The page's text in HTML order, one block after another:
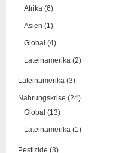
Afrika (6)
Asien (1)
Global (4)
Lateinamerika (2)
Lateinamerika (3)
Nahrungskrise (24)
Global (13)
Lateinamerika (1)
Pestizide (3)